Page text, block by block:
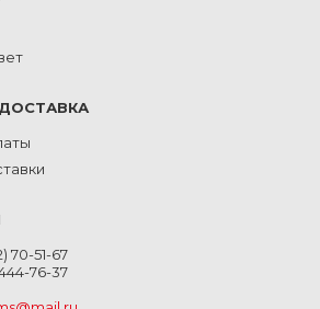
70-51-67
76-37